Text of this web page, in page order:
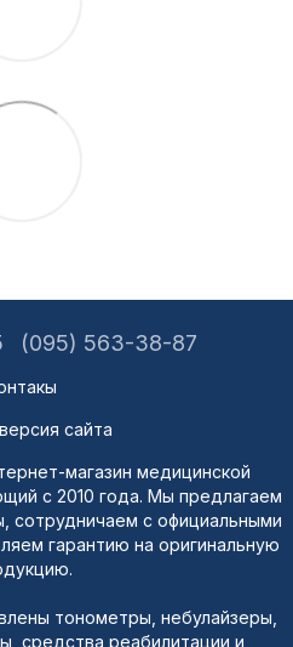
(095) 563-38-87
сайта
магазин медицинской
с 2010 года. Мы предлагаем
сотрудничаем с официальными
гарантию на оригинальную
тонометры, небулайзеры,
средства реабилитации и